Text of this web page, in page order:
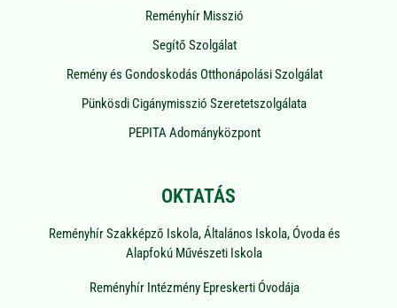
Reményhír Misszió
Segítő Szolgálat
Remény és Gondoskodás Otthonápolási Szolgálat
Pünkösdi Cigánymisszió Szeretetszolgálata
PEPITA Adományközpont
OKTATÁS
Reményhír Szakképző Iskola, Általános Iskola, Óvoda és
Alapfokú Művészeti Iskola
Reményhír Intézmény Epreskerti Óvodája